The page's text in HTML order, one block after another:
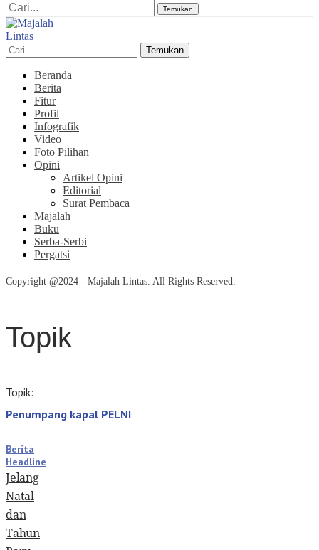
Temukan
Temukan
Beranda
Berita
Fitur
Profil
Infografik
Video
Foto Pilihan
Opini
Artikel Opini
Editorial
Surat Pembaca
Majalah
Buku
Serba-Serbi
Pergatsi
Copyright @2024 - Majalah Lintas. All Rights Reserved.
Topik
Topik:
Penumpang kapal PELNI
Berita
Headline
Jelang
Natal
dan
Tahun